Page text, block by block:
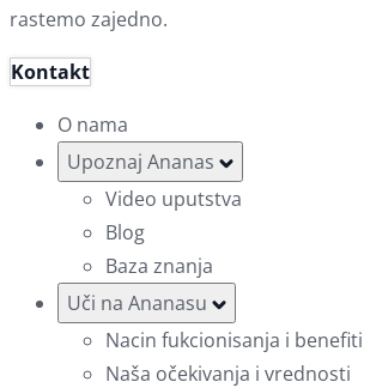
rastemo zajedno.
Kontakt
O nama
Upoznaj Ananas
Video uputstva
Blog
Baza znanja
Uči na Ananasu
Nacin fukcionisanja i benefiti
Naša očekivanja i vrednosti